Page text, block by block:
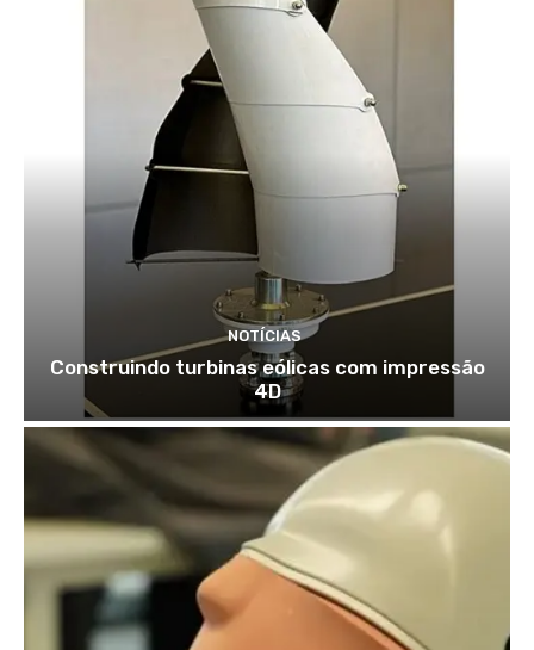
NOTÍCIAS
Construindo turbinas eólicas com impressão
4D